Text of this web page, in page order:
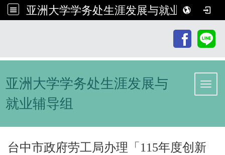
亚洲大学学务处生涯发展与就业辅导组
亚洲大学学务处生涯发展与
就业辅导组
台中市政府劳工局办理「115年度创新